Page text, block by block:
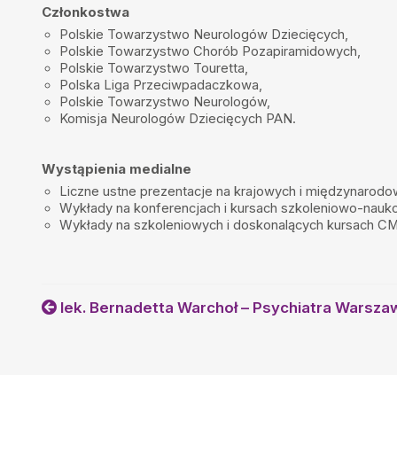
Super lekarz, bardzo dobry kontakt z pacjentem (dziecko)
dobrze wyjaśnia dobrze dobiera plan leczenia ,daje nadzieję na
Dariusz Rożek•2024-12-16
Bardzo miły, dobre podejscie do dzieci. odpowiedni człowiek na
Dorota• 2024-12-06
Świetny Lekarz ,bardzo polecam .
Polecam bardzo. Mimo ogromnego problemu zdrowotnego córki
bez pomocy i wsparcia.
Antoni Wit•2024-11-06
Bardzo kompetentny i Przyjazny lekarz
Członkostwa
Polskie Towarzystwo Neurologów Dziecięcych,
Polskie Towarzystwo Chorób Pozapiramidowych,
Polskie Towarzystwo Touretta,
Polska Liga Przeciwpadaczkowa,
Polskie Towarzystwo Neurologów,
Komisja Neurologów Dziecięcych PAN.
Wystąpienia medialne
Liczne ustne prezentacje na krajowych i
Wykłady na konferencjach i kursach szkoleniowo-
Wykłady na szkoleniowych i doskonalących kursach
lek. Bernadetta Warchoł – Psychiatra